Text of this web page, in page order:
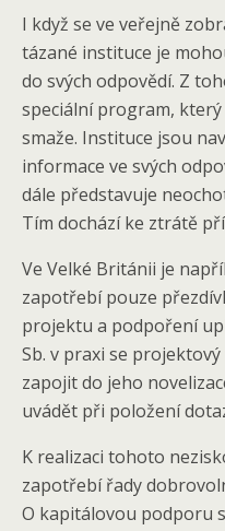
I když se ve veřejně
tázané instituce je
do svých odpovědí. Z
speciální program,
smaže. Instituce jsou
informace ve svých
dále představuje
Tím dochází ke ztrátě
Ve Velké Británii je
zapotřebí pouze
projektu a podpoření
Sb. v praxi se
zapojit do jeho
uvádět při položení
K realizaci tohoto
zapotřebí řady
O kapitálovou podporu